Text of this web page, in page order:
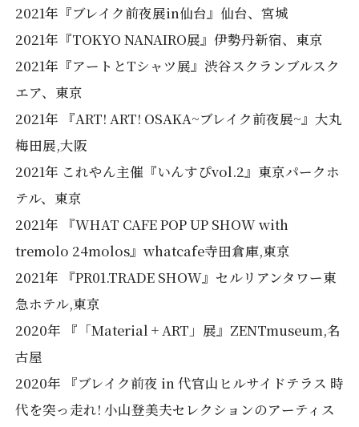
2021年『ブレイク前夜展in仙台』仙台、宮城
2021年『TOKYO NANAIRO展』伊勢丹新宿、東京
2021年『アートとTシャツ展』渋谷スクランブルスク
エア、東京
2021年 『ART! ART! OSAKA~ブレイク前夜展~』大丸
梅田展,大阪
2021年 これやん主催『いんすぴvol.2』東京パークホ
テル、東京
2021年 『WHAT CAFE POP UP SHOW with
tremolo 24molos』whatcafe寺田倉庫,東京
2021年 『PR01.TRADE SHOW』セルリアンタワー東
急ホテル,東京
2020年 『「Material + ART」展』ZENTmuseum,名
古屋
2020年 『ブレイク前夜 in 代官山ヒルサイドテラス 時
代を突っ走れ! 小山登美夫セレクションのアーティス